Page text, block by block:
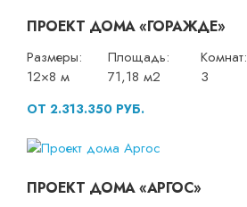
ПРОЕКТ ДОМА «ГОРАЖДЕ»
Размеры:
12×8 м
Площадь:
71,18 м2
Комнат:
3
ОТ 2.313.350 РУБ.
ПРОЕКТ ДОМА «АРГОС»